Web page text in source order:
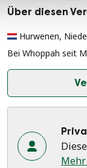
Über diesen
Hurwenen,
Bei Whoppah seit